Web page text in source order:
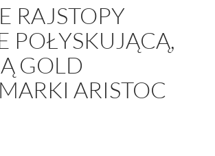
RAJSTOPY
POŁYSKUJĄCĄ,
GOLD
ARISTOC